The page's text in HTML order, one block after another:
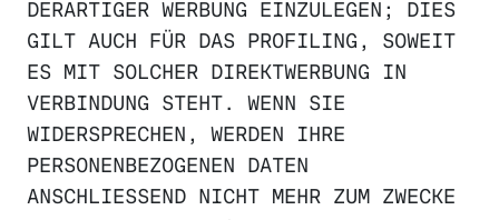
DERARTIGER WERBUNG EINZULEGEN; DIES
GILT AUCH FÜR DAS PROFILING, SOWEIT
ES MIT SOLCHER DIREKTWERBUNG IN
VERBINDUNG STEHT. WENN SIE
WIDERSPRECHEN, WERDEN IHRE
PERSONENBEZOGENEN DATEN
ANSCHLIESSEND NICHT MEHR ZUM ZWECKE